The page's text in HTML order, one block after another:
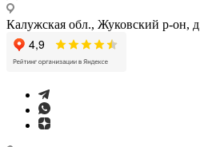
Калужская обл., Жуковский р-он,